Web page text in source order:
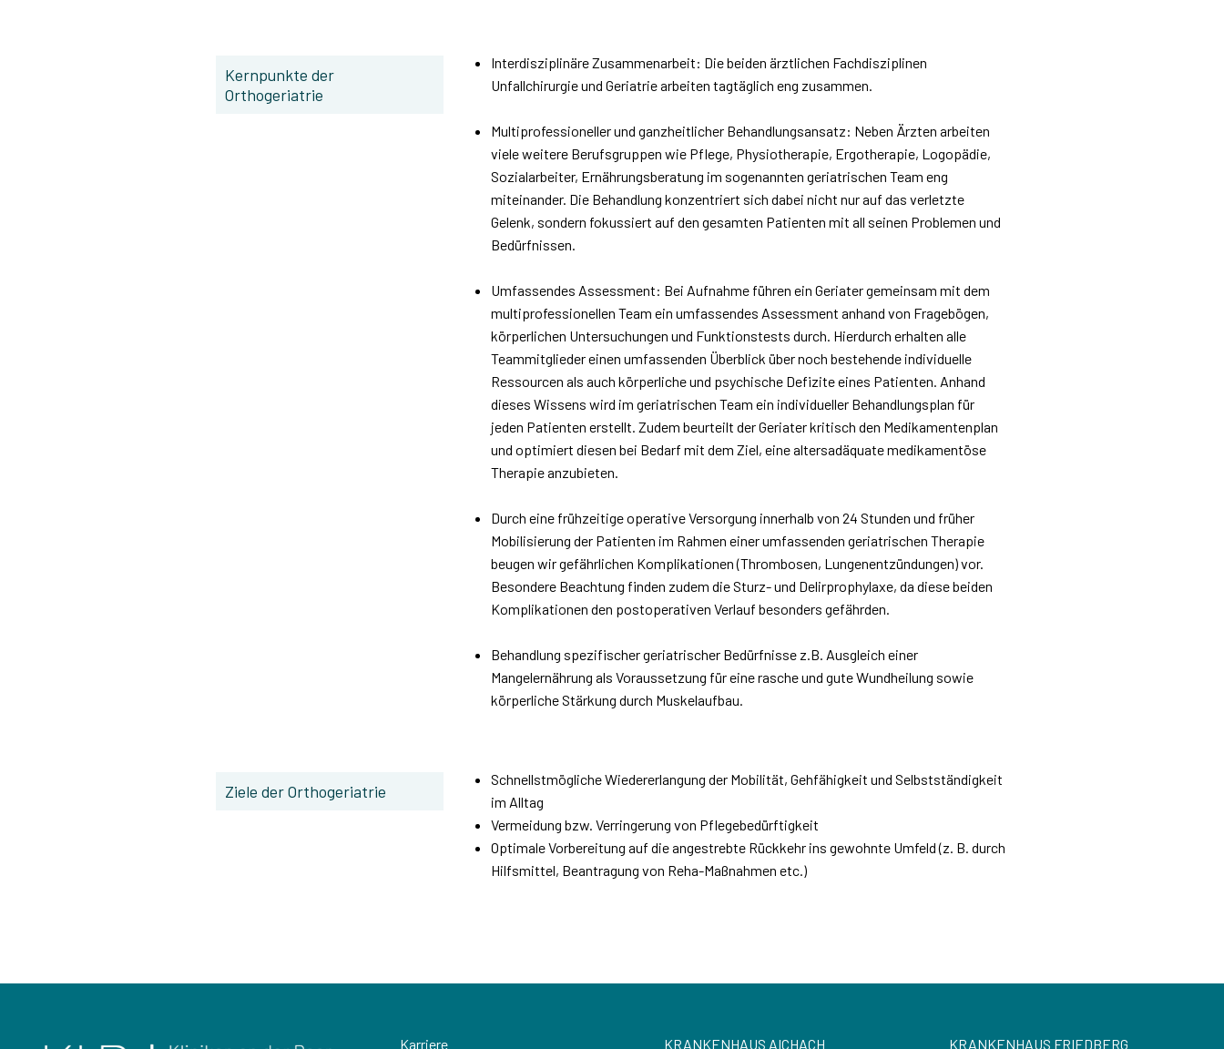
Kernpunkte der
Orthogeriatrie
Interdisziplinäre Zusammenarbeit: Die beiden ärztlichen Fachdisziplinen
Unfallchirurgie und Geriatrie arbeiten tagtäglich eng zusammen.
Multiprofessioneller und ganzheitlicher Behandlungsansatz: Neben Ärzten arbeiten
viele weitere Berufsgruppen wie Pflege, Physiotherapie, Ergotherapie, Logopädie,
Sozialarbeiter, Ernährungsberatung im sogenannten geriatrischen Team eng
miteinander. Die Behandlung konzentriert sich dabei nicht nur auf das verletzte
Gelenk, sondern fokussiert auf den gesamten Patienten mit all seinen Problemen und
Bedürfnissen.
Umfassendes Assessment: Bei Aufnahme führen ein Geriater gemeinsam mit dem
multiprofessionellen Team ein umfassendes Assessment anhand von Fragebögen,
körperlichen Untersuchungen und Funktionstests durch. Hierdurch erhalten alle
Teammitglieder einen umfassenden Überblick über noch bestehende individuelle
Ressourcen als auch körperliche und psychische Defizite eines Patienten. Anhand
dieses Wissens wird im geriatrischen Team ein individueller Behandlungsplan für
jeden Patienten erstellt. Zudem beurteilt der Geriater kritisch den Medikamentenplan
und optimiert diesen bei Bedarf mit dem Ziel, eine altersadäquate medikamentöse
Therapie anzubieten.
Durch eine frühzeitige operative Versorgung innerhalb von 24 Stunden und früher
Mobilisierung der Patienten im Rahmen einer umfassenden geriatrischen Therapie
beugen wir gefährlichen Komplikationen (Thrombosen, Lungenentzündungen) vor.
Besondere Beachtung finden zudem die Sturz- und Delirprophylaxe, da diese beiden
Komplikationen den postoperativen Verlauf besonders gefährden.
Behandlung spezifischer geriatrischer Bedürfnisse z.B. Ausgleich einer
Mangelernährung als Voraussetzung für eine rasche und gute Wundheilung sowie
körperliche Stärkung durch Muskelaufbau.
Ziele der Orthogeriatrie
Schnellstmögliche Wiedererlangung der Mobilität, Gehfähigkeit und Selbstständigkeit
im Alltag
Vermeidung bzw. Verringerung von Pflegebedürftigkeit
Optimale Vorbereitung auf die angestrebte Rückkehr ins gewohnte Umfeld (z. B. durch
Hilfsmittel, Beantragung von Reha-Maßnahmen etc.)
Karriere KRANKENHAUS AICHACH KRANKENHAUS FRIEDBERG